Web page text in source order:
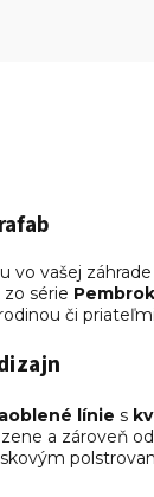
vašej
série
či
línie s
a zároveň